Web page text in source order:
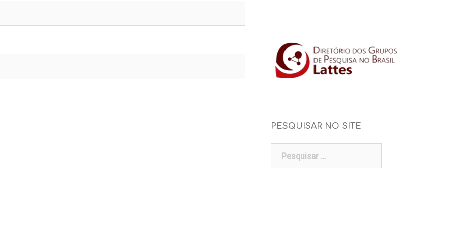
PESQUISAR NO SITE
Pesquisar
por: